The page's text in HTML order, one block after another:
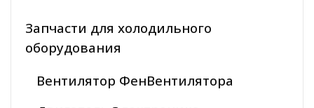
Запчасти для холодильного
оборудования
Вентилятор ФенВентилятора